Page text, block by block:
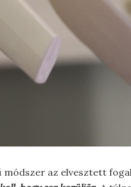
az elvesztett